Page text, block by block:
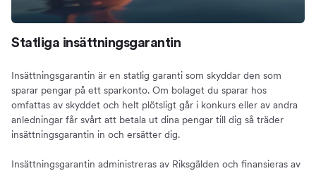
Statliga insättningsgarantin
Insättningsgarantin är en statlig garanti som skyddar den som
sparar pengar på ett sparkonto. Om bolaget du sparar hos
omfattas av skyddet och helt plötsligt går i konkurs eller av andra
anledningar får svårt att betala ut dina pengar till dig så träder
insättningsgarantin in och ersätter dig.
Insättningsgarantin administreras av Riksgälden och finansieras av